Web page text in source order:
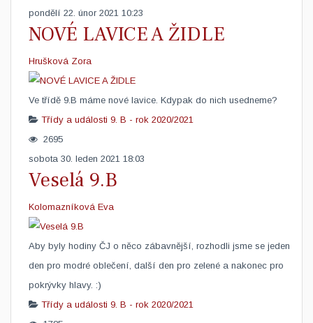
pondělí 22. únor 2021 10:23
NOVÉ LAVICE A ŽIDLE
Hrušková Zora
Ve třídě 9.B máme nové lavice. Kdypak do nich usedneme?
Třídy a události 9. B - rok 2020/2021
2695
sobota 30. leden 2021 18:03
Veselá 9.B
Kolomazníková Eva
​Aby byly hodiny ČJ o něco zábavnější, rozhodli jsme se jeden
den pro modré oblečení, další den pro zelené a nakonec pro
pokrývky hlavy. :)
Třídy a události 9. B - rok 2020/2021